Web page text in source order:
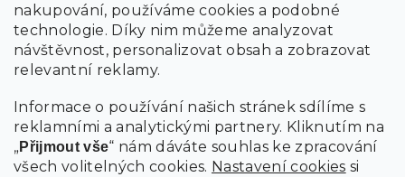
nakupování, používáme cookies a podobné
technologie. Díky nim můžeme analyzovat
návštěvnost, personalizovat obsah a zobrazovat
relevantní reklamy.
Informace o používání našich stránek sdílíme s
reklamními a analytickými partnery. Kliknutím na
„Přijmout vše“ nám dáváte souhlas ke zpracování
všech volitelných cookies. Nastavení cookies si